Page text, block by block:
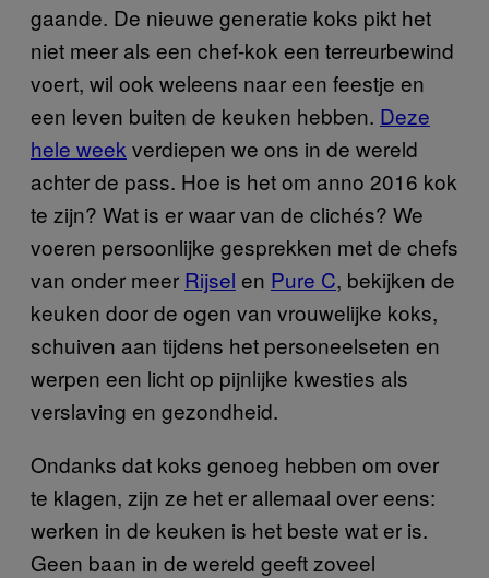
gaande. De nieuwe generatie koks pikt het
niet meer als een chef-kok een terreurbewind
voert, wil ook weleens naar een feestje en
een leven buiten de keuken hebben. Deze
hele week verdiepen we ons in de wereld
achter de pass. Hoe is het om anno 2016 kok
te zijn? Wat is er waar van de clichés? We
voeren persoonlijke gesprekken met de chefs
van onder meer Rijsel en Pure C, bekijken de
keuken door de ogen van vrouwelijke koks,
schuiven aan tijdens het personeelseten en
werpen een licht op pijnlijke kwesties als
verslaving en gezondheid.
Ondanks dat koks genoeg hebben om over
te klagen, zijn ze het er allemaal over eens:
werken in de keuken is het beste wat er is.
Geen baan in de wereld geeft zoveel